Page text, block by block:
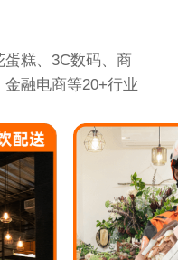
糕、3C数码、商
融电商等20+行业